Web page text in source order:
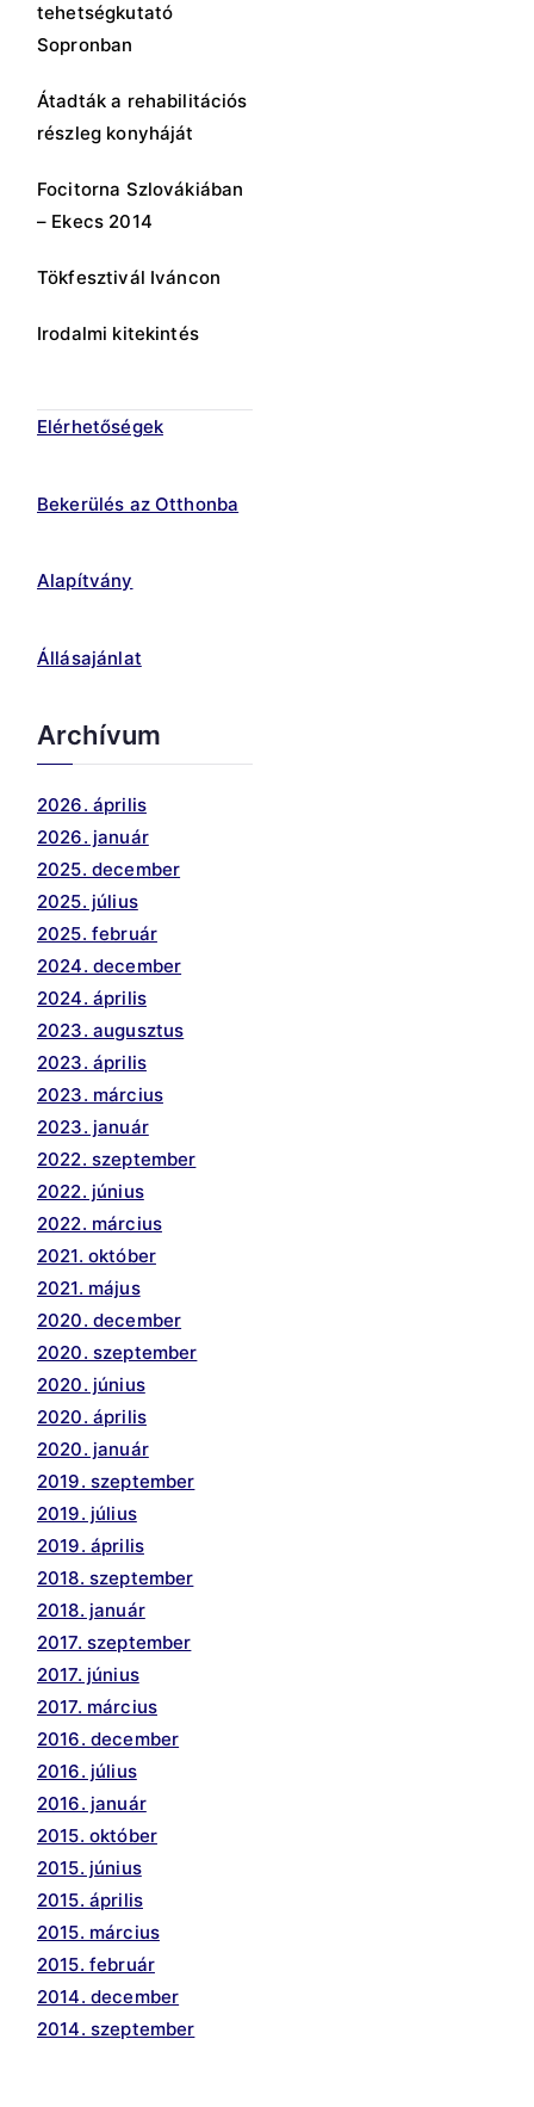
tehetségkutató
Sopronban
Átadták a rehabilitációs
részleg konyháját
Focitorna Szlovákiában
– Ekecs 2014
Tökfesztivál Iváncon
Irodalmi kitekintés
Elérhetőségek
Bekerülés az Otthonba
Alapítvány
Állásajánlat
Archívum
2026. április
2026. január
2025. december
2025. július
2025. február
2024. december
2024. április
2023. augusztus
2023. április
2023. március
2023. január
2022. szeptember
2022. június
2022. március
2021. október
2021. május
2020. december
2020. szeptember
2020. június
2020. április
2020. január
2019. szeptember
2019. július
2019. április
2018. szeptember
2018. január
2017. szeptember
2017. június
2017. március
2016. december
2016. július
2016. január
2015. október
2015. június
2015. április
2015. március
2015. február
2014. december
2014. szeptember